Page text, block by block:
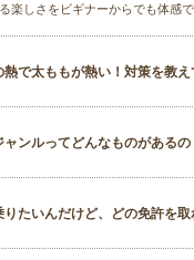
楽しさをビギナーからでも体感
熱で太ももが熱い！対策を教え
ャンルってどんなものがあるの
りたいんだけど、どの免許を取